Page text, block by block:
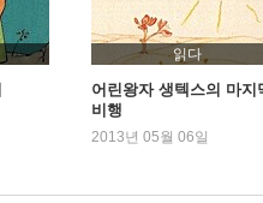
읽다
어린왕자 생텍스의 마지
비행
2013년 05월 06일